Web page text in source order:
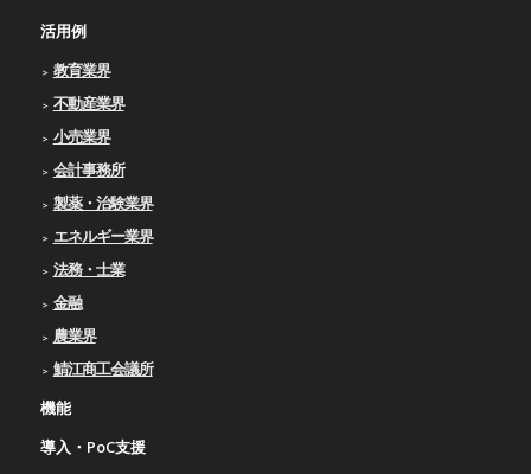
活用例
教育業界
不動産業界
小売業界
会計事務所
製薬・治験業界
エネルギー業界
法務・士業
金融
農業界
鯖江商工会議所
機能
導入・PoC支援